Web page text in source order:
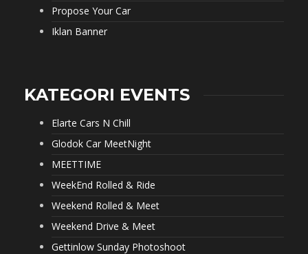
Propose Your Car
Iklan Banner
KATEGORI EVENTS
Elarte Cars N Chill
Glodok Car MeetNight
MEETTIME
WeekEnd Rolled & Ride
Weekend Rolled & Meet
Weekend Drive & Meet
Gettinlow Sunday Photoshoot